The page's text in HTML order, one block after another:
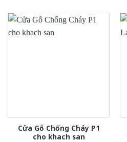
Cửa Gỗ Chống Cháy P1
cho khach san